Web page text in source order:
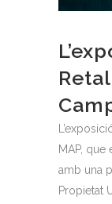
MAP, que
amb una
Propietat